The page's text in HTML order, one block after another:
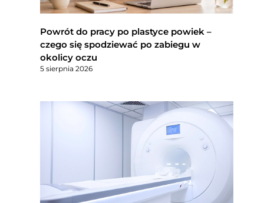
Powrót do pracy po plastyce powiek –
czego się spodziewać po zabiegu w
okolicy oczu
5 sierpnia 2026